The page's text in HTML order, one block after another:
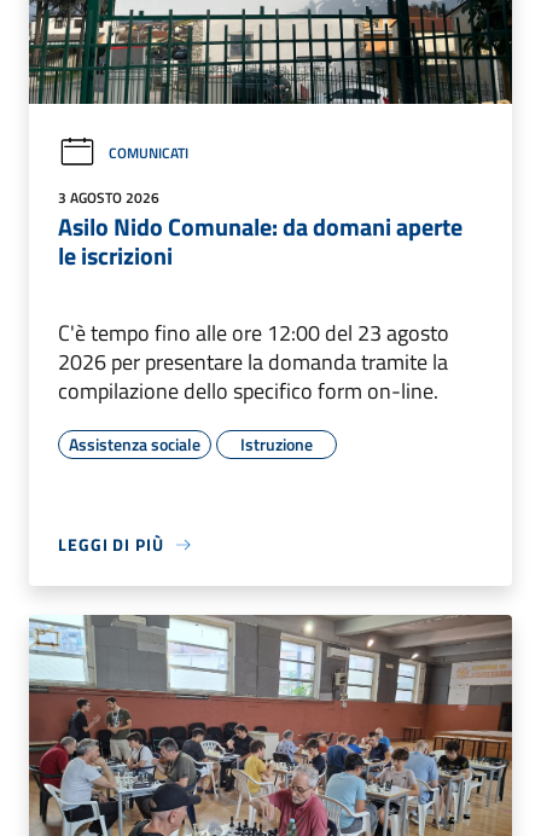
COMUNICATI
3 AGOSTO 2026
Asilo Nido Comunale: da domani aperte
le iscrizioni
C'è tempo fino alle ore 12:00 del 23 agosto
2026 per presentare la domanda tramite la
compilazione dello specifico form on-line.
Assistenza sociale Istruzione
LEGGI DI PIÙ